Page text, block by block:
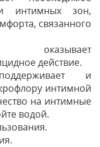
интимных зон,
связанного
действие.
и
интимной
на интимные
водой.